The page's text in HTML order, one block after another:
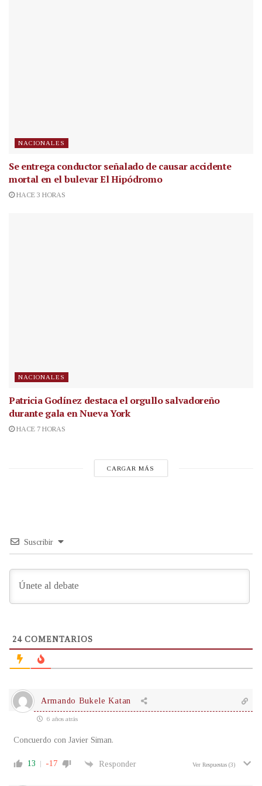
NACIONALES
Se entrega conductor señalado de causar accidente
mortal en el bulevar El Hipódromo
HACE 3 HORAS
NACIONALES
Patricia Godínez destaca el orgullo salvadoreño
durante gala en Nueva York
HACE 7 HORAS
CARGAR MÁS
Suscribir
24COMENTARIOS
Armando Bukele Katan
6 años atrás
Concuerdo con Javier Siman.
13 -17 Responder Ver Respuestas (3)